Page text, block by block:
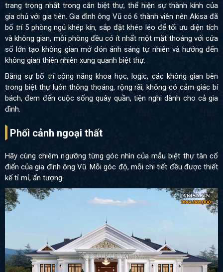
trang trọng nhất trong căn biệt thự, thể hiện sự thành kính của
gia chủ với gia tiên. Gia đình ông Vũ có 6 thành viên nên Akisa đã
bố trí 5 phòng ngủ khép kín, sắp đặt khéo léo để tối ưu diện tích
và không gian, mỗi phòng đều có ít nhất một mặt thoáng với cửa
sổ lớn tạo không gian mở đón ánh sáng tự nhiên và hướng đến
không gian thiên nhiên xung quanh biệt thự.
Bằng sự bố trí công năng khoa học, logic, các không gian bên
trong biệt thự luôn thông thoáng, rộng rãi, không có cảm giác bí
bách, đem đến cuộc sống quây quần, tiện nghi dành cho cả gia
đình.
Phối cảnh ngoại thất
Hãy cùng chiêm ngưỡng từng góc nhìn của mẫu biệt thự tân cổ
điển của gia đình ông Vũ. Mỗi góc độ, mỗi chi tiết đều được thiết
kế tỉ mỉ, ấn tượng.